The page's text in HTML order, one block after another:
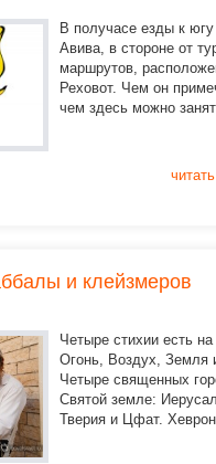
В получасе езды к
Авива, в стороне от
маршрутов,
Реховот. Чем он
чем здесь можно
и клейзмеров
Четыре стихии есть
Огонь, Воздух, Земля
Четыре священных
Святой земле:
Тверия и Цфат.